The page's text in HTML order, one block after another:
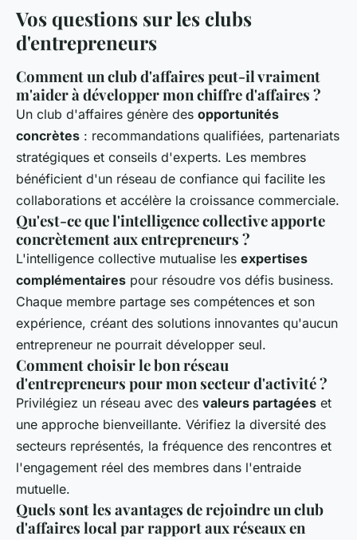
Vos questions sur les clubs
d'entrepreneurs
Comment un club d'affaires peut-il vraiment
m'aider à développer mon chiffre d'affaires ?
Un club d'affaires génère des opportunités
concrètes : recommandations qualifiées, partenariats
stratégiques et conseils d'experts. Les membres
bénéficient d'un réseau de confiance qui facilite les
collaborations et accélère la croissance commerciale.
Qu'est-ce que l'intelligence collective apporte
concrètement aux entrepreneurs ?
L'intelligence collective mutualise les expertises
complémentaires pour résoudre vos défis business.
Chaque membre partage ses compétences et son
expérience, créant des solutions innovantes qu'aucun
entrepreneur ne pourrait développer seul.
Comment choisir le bon réseau
d'entrepreneurs pour mon secteur d'activité ?
Privilégiez un réseau avec des valeurs partagées et
une approche bienveillante. Vérifiez la diversité des
secteurs représentés, la fréquence des rencontres et
l'engagement réel des membres dans l'entraide
mutuelle.
Quels sont les avantages de rejoindre un club
d'affaires local par rapport aux réseaux en